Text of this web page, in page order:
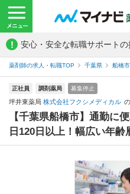
! 安心・安全な転職サポートの
薬剤師の求人・転職TOP 千葉県 船橋市
正社員 調剤薬局 募集停止
坪井東薬局 株式会社フクシメディカル
【千葉県船橋市】通勤に
日120日以上！幅広い年